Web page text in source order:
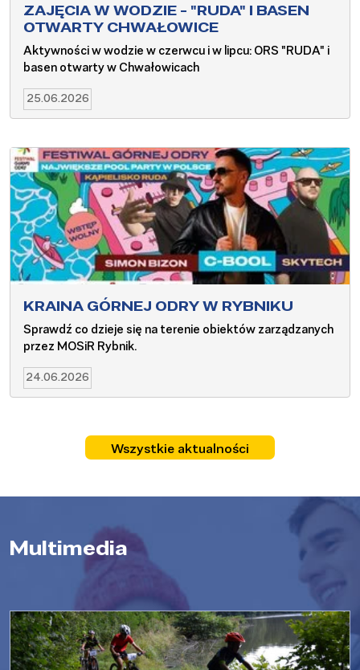
ZAJĘCIA W WODZIE - "RUDA" I BASEN
OTWARTY CHWAŁOWICE
Aktywności w wodzie w czerwcu i w lipcu: ORS "RUDA" i
basen otwarty w Chwałowicach
25.06.2026
KRAINA GÓRNEJ ODRY W RYBNIKU
Sprawdź co dzieje się na terenie obiektów zarządzanych
przez MOSiR Rybnik.
24.06.2026
Wszystkie aktualności
Multimedia